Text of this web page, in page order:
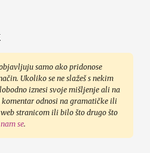
samo ako pridonose
Ukoliko se ne slažeš s nekim
iznesi svoje mišljenje ali na
odnosi na gramatičke ili
stranicom ili bilo što drugo što
se.